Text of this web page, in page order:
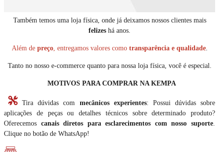
Também temos uma loja física, onde já deixamos nossos clientes mais
felizes há anos.
Além de preço, entregamos valores como transparência e qualidade.
Tanto no nosso e-commerce quanto para nossa loja física, você é especial.
MOTIVOS PARA COMPRAR NA KEMPA
Tira dúvidas com mecânicos experientes: Possui dúvidas sobre
aplicações de peças ou detalhes técnicos sobre determinado produto?
Oferecemos canais diretos para esclarecimentos com nosso suporte
Clique no botão de WhatsApp!